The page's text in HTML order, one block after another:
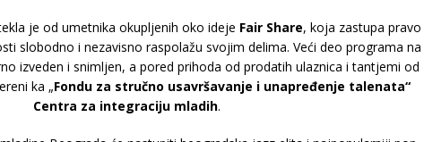
je od umetnika okupljenih oko ideje Fair Share, koja zastupa pravo
slobodno i nezavisno raspolažu svojim delima. Veći deo programa na
izveden i snimljen, a pored prihoda od prodatih ulaznica i tantjemi od
ka „Fondu za stručno usavršavanje i unapređenje talenata“
Centra za integraciju mladih.